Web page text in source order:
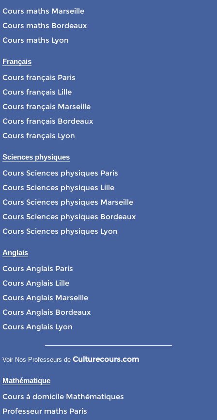
Cours maths Marseille
Cours maths Bordeaux
Cours maths Lyon
Français
Cours français Paris
Cours français Lille
Cours français Marseille
Cours français Bordeaux
Cours français Lyon
Sciences physiques
Cours Sciences physiques Paris
Cours Sciences physiques Lille
Cours Sciences physiques Marseille
Cours Sciences physiques Bordeaux
Cours Sciences physiques Lyon
Anglais
Cours Anglais Paris
Cours Anglais Lille
Cours Anglais Marseille
Cours Anglais Bordeaux
Cours Anglais Lyon
Voir Nos Professeurs de Culturecours.com
Mathématique
Cours à domicile Mathématiques
Professeur maths Paris